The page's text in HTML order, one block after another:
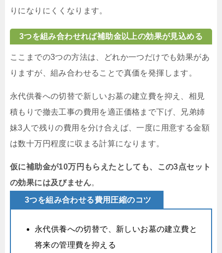
りになりにくくなります。
3つを組み合わせれば補助金以上の効果が見込める
ここまでの3つの方法は、どれか一つだけでも効果があ
りますが、組み合わせることで真価を発揮します。
永代供養への切替で新しいお墓の建立費を抑え、相見
積もりで撤去工事の費用を適正価格まで下げ、兄弟姉
妹3人で残りの費用を分け合えば、一度に用意する金額
は数十万円程度に収まる計算になります。
仮に補助金が10万円もらえたとしても、この3点セット
の効果には及びません。
3つを組み合わせる費用圧縮のコツ
永代供養への切替で、新しいお墓の建立費と
将来の管理費を抑える